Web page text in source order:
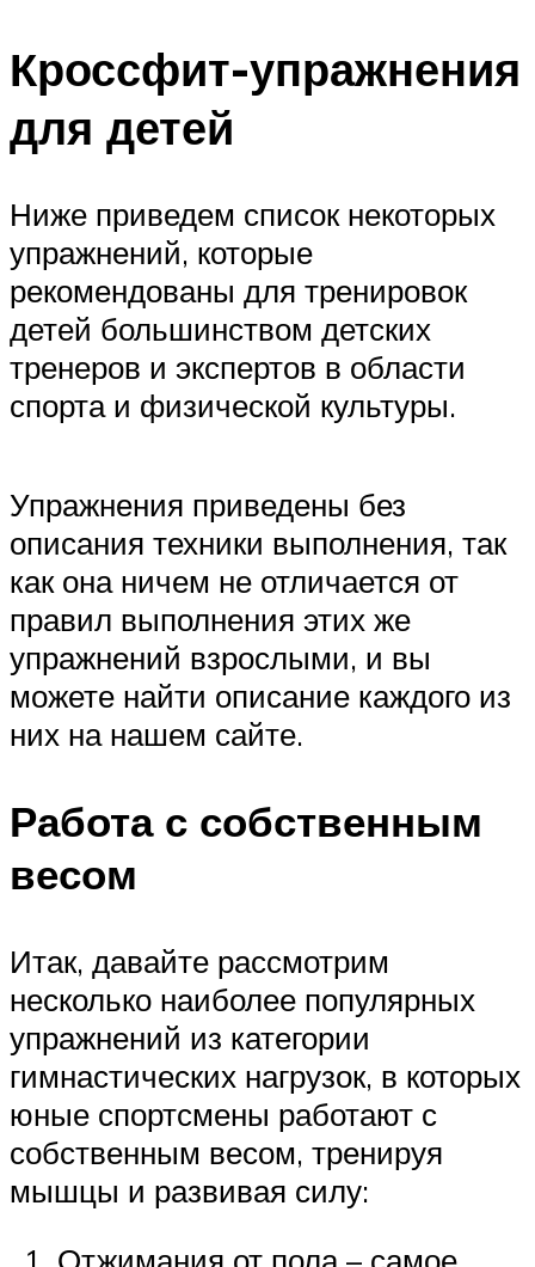
Кроссфит-упражнения
для детей
Ниже приведем список некоторых
упражнений, которые
рекомендованы для тренировок
детей большинством детских
тренеров и экспертов в области
спорта и физической культуры.
Упражнения приведены без
описания техники выполнения, так
как она ничем не отличается от
правил выполнения этих же
упражнений взрослыми, и вы
можете найти описание каждого из
них на нашем сайте.
Работа с собственным
весом
Итак, давайте рассмотрим
несколько наиболее популярных
упражнений из категории
гимнастических нагрузок, в которых
юные спортсмены работают с
собственным весом, тренируя
мышцы и развивая силу: